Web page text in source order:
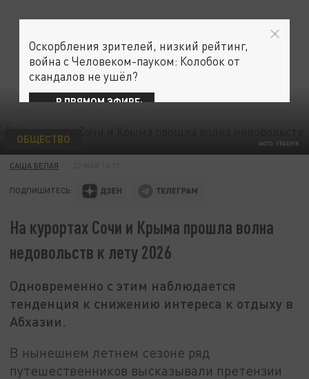
ФОТО: FREEPIK
ОБЩЕСТВО
САША БЕЛАЯ
ПОДПИШИТЕСЬ:
На курортах Сочи и Крыма прошла волна
недовольств к лету 2026
Одновременно с этим наблюдается
тенденция к снижению интереса к отдыху в
Абхазии.
В нынешнем летнем сезоне ряд
путешественников высказывали претензии
Оскорбления зрителей, низкий рейтинг,
война с Человеком-пауком: Колобок от
скандалов не ушёл?
В ПРЯМОМ ЭФИРЕ: